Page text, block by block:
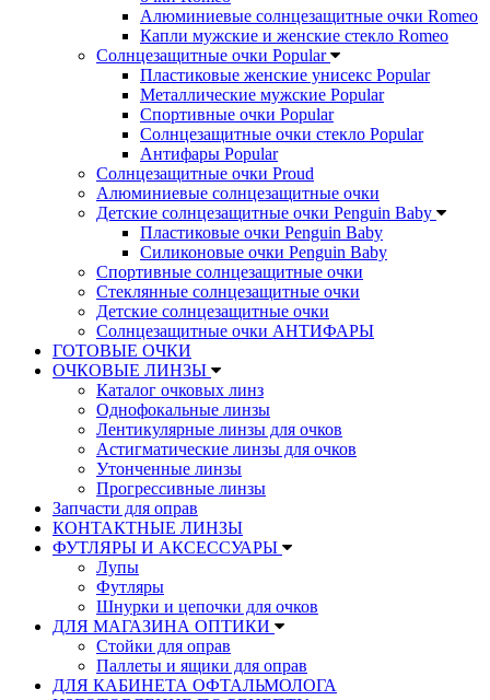
Алюминиевые солнцезащитные очки Romeo
Капли мужские и женские стекло Romeo
Солнцезащитные очки Popular
Пластиковые женские унисекс Popular
Металлические мужские Popular
Спортивные очки Popular
Солнцезащитные очки стекло Popular
Aнтифары Popular
Солнцезащитные очки Proud
Алюминиевые солнцезащитные очки
Детские солнцезащитные очки Penguin Baby
Пластиковые очки Penguin Baby
Силиконовые очки Penguin Baby
Спортивные солнцезащитные очки
Стеклянные солнцезащитные очки
Детские солнцезащитные очки
Солнцезащитные очки АНТИФАРЫ
ГОТОВЫЕ ОЧКИ
ОЧКОВЫЕ ЛИНЗЫ
Каталог очковых линз
Однофокальные линзы
Лентикулярные линзы для очков
Астигматические линзы для очков
Утонченные линзы
Прогрессивные линзы
Запчасти для оправ
КОНТАКТНЫЕ ЛИНЗЫ
ФУТЛЯРЫ И АКСЕССУАРЫ
Лупы
Футляры
Шнурки и цепочки для очков
ДЛЯ МАГАЗИНА ОПТИКИ
Стойки для оправ
Паллеты и ящики для оправ
ДЛЯ КАБИНЕТА ОФТАЛЬМОЛОГА